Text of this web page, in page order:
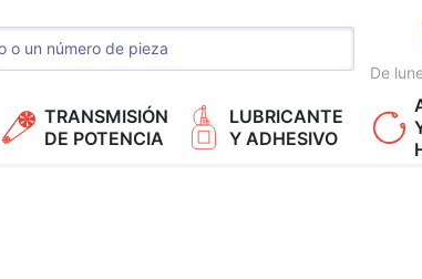
De
TRANSMISIÓN
DE POTENCIA
LUBRICANTE
Y ADHESIVO